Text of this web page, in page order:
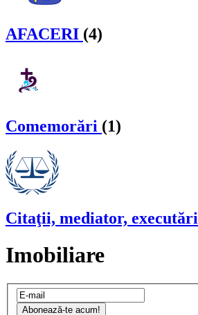
AFACERI (4)
Comemorări (1)
Citaţii, mediator, executări
Imobiliare
Abonează-te acum!